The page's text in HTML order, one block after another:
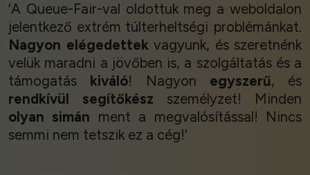
‘A Queue-Fair-val oldottuk meg a weboldalon
jelentkező extrém túlterheltségi problémánkat.
Nagyon elégedettekvagyunk, és szeretnénk
velük maradni a jövőben is, a szolgáltatás és a
támogatás kiváló! Nagyon egyszerű, és
rendkívül segítőkész személyzet! Minden
olyan simán ment a megvalósítással! Nincs
semmi nem tetszik ez a cég!’